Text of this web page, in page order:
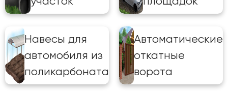
Навесы для
автомобиля из
поликарбоната
Автоматические
откатные
ворота